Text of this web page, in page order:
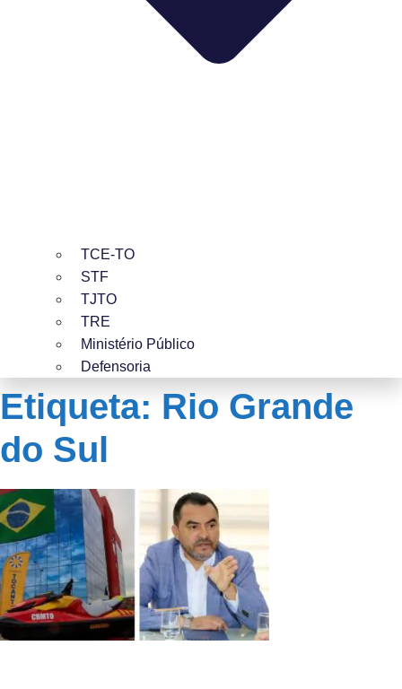
TCE-TO
STF
TJTO
TRE
Ministério Público
Defensoria
Etiqueta: Rio Grande
do Sul